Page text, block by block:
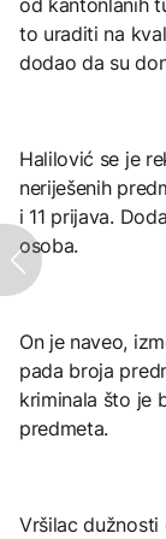
to uraditi na
dodao da su
Halilović se je
neriješenih
i 11 prijava.
osoba.
On je naveo,
pada broja
kriminala što je
predmeta.
Vršilac